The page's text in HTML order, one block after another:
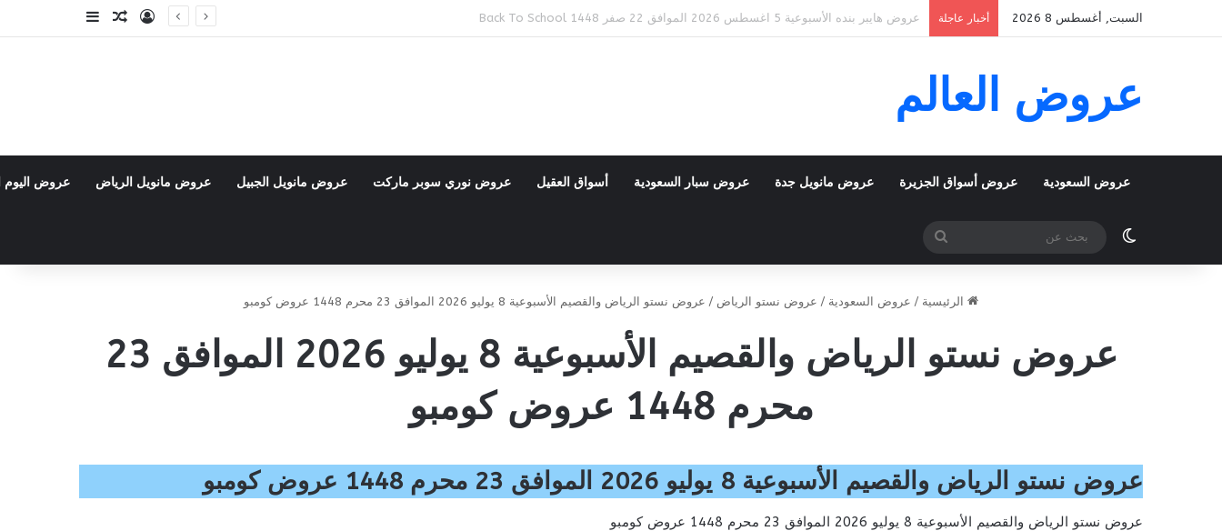
السبت, أغسطس 8 2026 أخبار عاجلة عروض بنده الأسبوعية 5 اغسطس 2026 الموافق 22 صفر 1448 Back To School تسجيل الدخول
مقال عشوائي
إضافة عمود
عروض العالم
عروض السعودية عروض أسواق الجزيرة عروض مانويل جدة عروض سبار السعودية أسواق العقيل عروض نوري سوبر ماركت عروض مانويل الجبيل عروض مانويل الرياض عروض اليوم
الوضع المظلم
بحث
عن
الرئيسية / عروض السعودية / عروض نستو الرياض / عروض نستو الرياض والقصيم الأسبوعية 8 يوليو 2026 الموافق 23 محرم 1448 عروض كومبو
عروض نستو الرياض والقصيم الأسبوعية 8 يوليو 2026 الموافق 23
محرم 1448 عروض كومبو
عروض نستو الرياض والقصيم الأسبوعية 8 يوليو 2026 الموافق 23 محرم 1448 عروض كومبو
عروض نستو الرياض والقصيم الأسبوعية 8 يوليو 2026 الموافق 23 محرم 1448 عروض كومبو